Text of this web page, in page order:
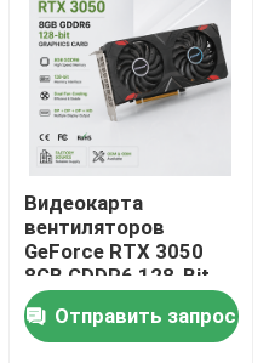
Видеокарта
вентиляторов
GeForce RTX 3050
8GB GDDR6 128-Bit
HD/DP PCIe 4 игры
PCWINMAX двойная
для игры ПК
Отправить запрос